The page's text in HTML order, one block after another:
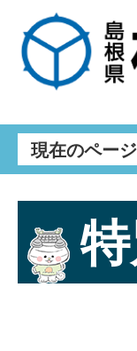
現在のページ